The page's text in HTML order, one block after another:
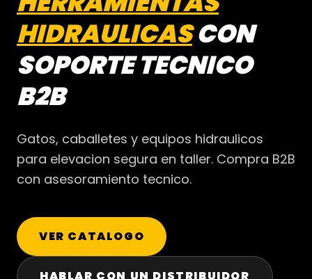
HIDRAULICASCON
SOPORTE TECNICO
B2B
Gatos, caballetes y equipos hidraulicos
para elevacion segura en taller. Compra B2B
con asesoramiento tecnico.
VER CATALOGO
HABLAR CON UN DISTRIBUIDOR